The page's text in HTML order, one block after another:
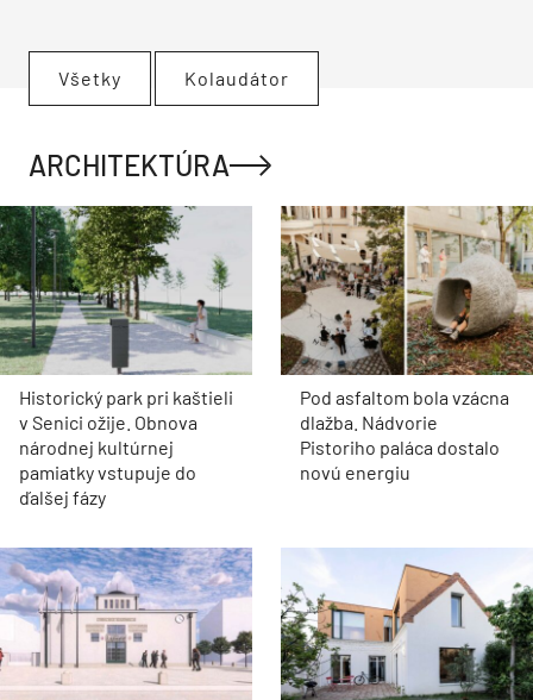
Všetky Kolaudátor
ARCHITEKTÚRA
Historický park pri kaštieli
v Senici ožije. Obnova
národnej kultúrnej
pamiatky vstupuje do
ďalšej fázy
Pod asfaltom bola vzácna
dlažba. Nádvorie
Pistoriho paláca dostalo
novú energiu